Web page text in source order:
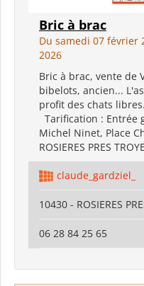
Bric à brac
Du samedi 07 février
2026
Bric à brac, vente de
bibelots, ancien...
profit des chats
Tarification : Entrée
Michel Ninet, Place
ROSIERES PRES
claude_gardziel_
10430 - ROSIERES
06 28 84 25 65